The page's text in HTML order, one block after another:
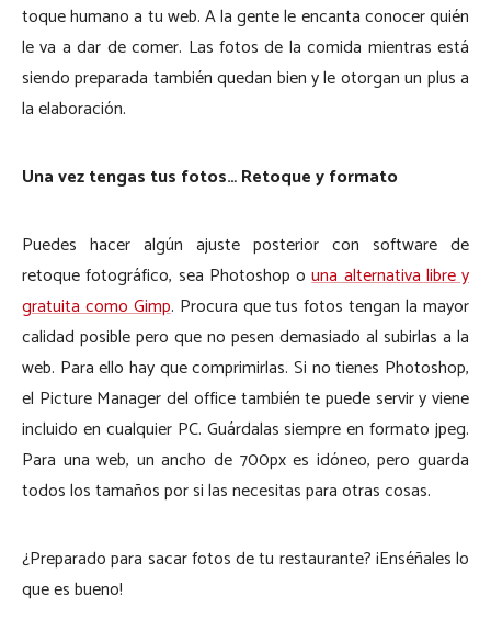
toque humano a tu web. A la gente le encanta conocer quién
le va a dar de comer. Las fotos de la comida mientras está
siendo preparada también quedan bien y le otorgan un plus a
la elaboración.
Una vez tengas tus fotos… Retoque y formato
Puedes hacer algún ajuste posterior con software de
retoque fotográfico, sea Photoshop ouna alternativa libre y
gratuita como Gimp. Procura que tus fotos tengan la mayor
calidad posible pero que no pesen demasiado al subirlas a la
web. Para ello hay que comprimirlas. Si no tienes Photoshop,
el Picture Manager del office también te puede servir y viene
incluido en cualquier PC. Guárdalas siempre en formato jpeg.
Para una web, un ancho de 700px es idóneo, pero guarda
todos los tamaños por si las necesitas para otras cosas.
¿Preparado para sacar fotos de tu restaurante? ¡Enséñales lo
que es bueno!